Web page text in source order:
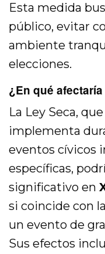
Esta medida
público, evitar
ambiente
elecciones.
¿En qué
La Ley Seca,
implementa
eventos cívicos
específicas,
significativo en
si coincide con
un evento de
Sus efectos